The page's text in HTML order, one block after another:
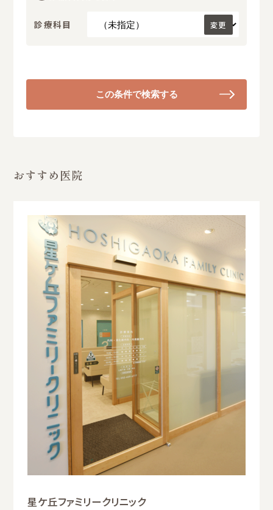
診療科目 変更
この条件で検索する
おすすめ医院
星ケ丘ファミリークリニック